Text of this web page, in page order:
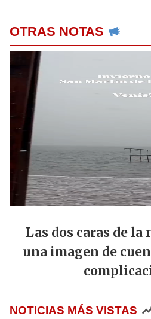
OTRAS NOTAS
Las dos caras de la
una imagen de
NOTICIAS MÁS VISTAS